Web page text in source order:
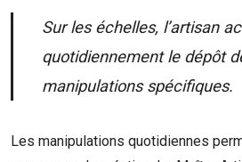
Sur les échelles, l’artisan
quotidiennement le dépôt
manipulations spécifiques.
Les manipulations quotidiennes